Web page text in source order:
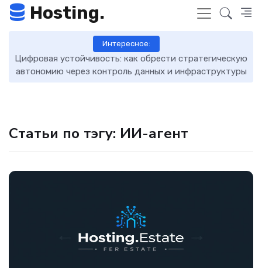
Hosting.
Интересное:
Цифровая устойчивость: как обрести стратегическую
автономию через контроль данных и инфраструктуры
Статьи по тэгу: ИИ-агент